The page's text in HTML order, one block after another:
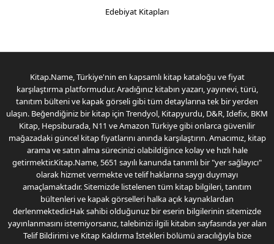
Edebiyat Kitapları
Kitap.Name, Türkiye'nin en kapsamlı kitap kataloğu ve fiyat
karşılaştırma platformudur. Aradığınız kitabın yazarı, yayınevi, türü,
tanıtım bülteni ve kapak görseli gibi tüm detaylarına tek bir yerden
ulaşın. Beğendiğiniz bir kitap için Trendyol, Kitapyurdu, D&R, Idefix, BKM
Kitap, Hepsiburada, N11 ve Amazon Türkiye gibi onlarca güvenilir
mağazadaki güncel kitap fiyatlarını anında karşılaştırın. Amacımız, kitap
arama ve satın alma sürecinizi olabildiğince kolay ve hızlı hale
getirmektir.Kitap.Name, 5651 sayılı kanunda tanımlı bir "yer sağlayıcı"
olarak hizmet vermekte ve telif haklarına saygı duymayı
amaçlamaktadır. Sitemizde listelenen tüm kitap bilgileri, tanıtım
bültenleri ve kapak görselleri halka açık kaynaklardan
derlenmektedir.Hak sahibi olduğunuz bir eserin bilgilerinin sitemizde
yayınlanmasını istemiyorsanız, talebinizi ilgili kitabın sayfasında yer alan
Telif Bildirimi ve Kitap Kaldırma İstekleri bölümü aracılığıyla bize